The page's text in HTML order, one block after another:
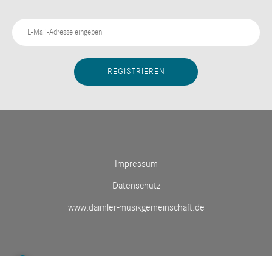
Impressum
Datenschutz
www.daimler-musikgemeinschaft.de